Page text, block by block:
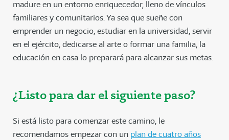
madure en un entorno enriquecedor, lleno de vínculos
familiares y comunitarios. Ya sea que sueñe con
emprender un negocio, estudiar en la universidad, servir
en el ejército, dedicarse al arte o formar una familia, la
educación en casa lo preparará para alcanzar sus metas.
¿Listo para dar el siguiente paso?
Si está listo para comenzar este camino, le
recomendamos empezar con un plan de cuatro años